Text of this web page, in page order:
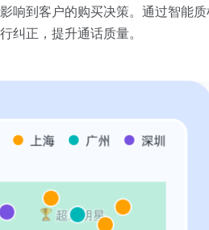
响到客户的购买决策。通过智能
纠正，提升通话质量。